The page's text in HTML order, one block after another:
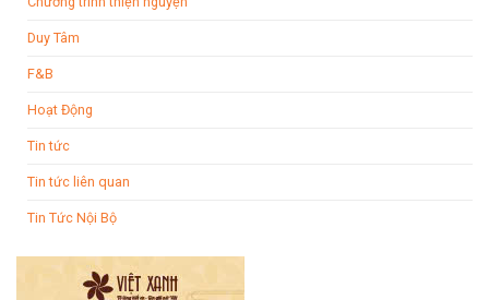
Duy Tâm
F&B
Hoạt Động
Tin tức
Tin tức liên quan
Tin Tức Nội Bộ